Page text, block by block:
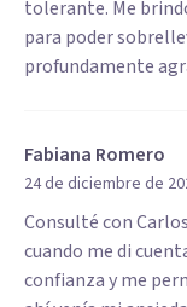
tolerante. Me
para poder
profundamente
Fabiana Romero
24 de diciembre de
Consulté con
cuando me di
confianza y me